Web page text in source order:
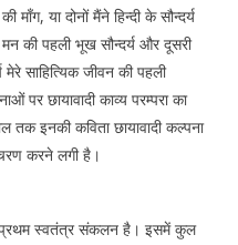
या दोनों मैंने हिन्दी के सौन्दर्य
की पहली भूख सौन्दर्य और दूसरी
साहित्यिक जीवन की पहली
पर छायावादी काव्य परम्परा का
इनकी कविता छायावादी कल्पना
करने लगी है।
प्रथम स्वतंत्र संकलन है। इसमें कुल